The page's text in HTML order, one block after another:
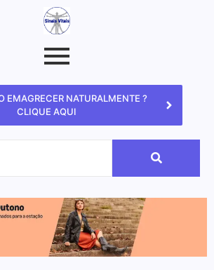
EMAGRECER NATURALMENTE ?
CLIQUE AQUI